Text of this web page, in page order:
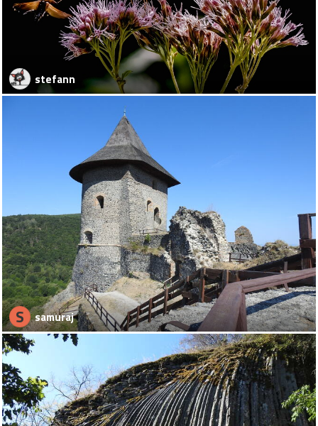
stefann
S samuraj